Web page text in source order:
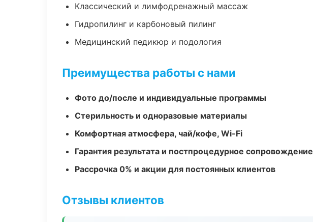
Классический и лимфодренажный массаж
Гидропилинг и карбоновый пилинг
Медицинский педикюр и подология
Преимущества работы с нами
Фото до/после и индивидуальные программы
Стерильность и одноразовые материалы
Комфортная атмосфера, чай/кофе, Wi-Fi
Гарантия результата и постпроцедурное сопровождение
Рассрочка 0% и акции для постоянных клиентов
Отзывы клиентов